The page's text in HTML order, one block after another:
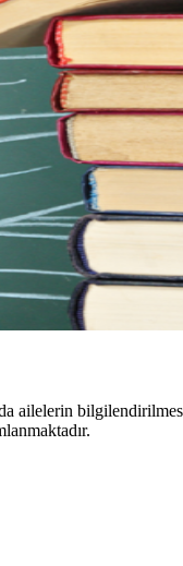
ailelerin